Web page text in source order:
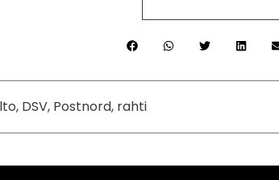
DSV, Postnord, rahti